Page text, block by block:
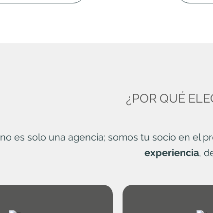
¿POR QUÉ
no es solo una agencia; somos tu socio en el
experiencia,